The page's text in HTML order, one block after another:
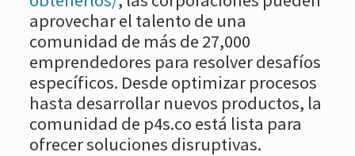
aprovechar el talento de una
comunidad de más de 27,000
emprendedores para resolver desafíos
específicos. Desde optimizar procesos
hasta desarrollar nuevos productos, la
comunidad de p4s.co está lista para
ofrecer soluciones disruptivas.